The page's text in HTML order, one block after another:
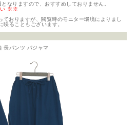
なりますので、おすすめしておりません。
い ※※
おりますが、閲覧時のモニター環境によりまし
ることもございます。
長パンツ パジャマ